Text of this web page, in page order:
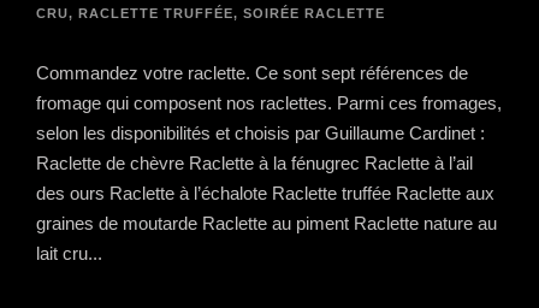
CRU, RACLETTE TRUFFÉE, SOIRÉE RACLETTE
Commandez votre raclette. Ce sont sept références de
fromage qui composent nos raclettes. Parmi ces fromages,
selon les disponibilités et choisis par Guillaume Cardinet :
Raclette de chèvre Raclette à la fénugrec Raclette à l’ail
des ours Raclette à l’échalote Raclette truffée Raclette aux
graines de moutarde Raclette au piment Raclette nature au
lait cru...